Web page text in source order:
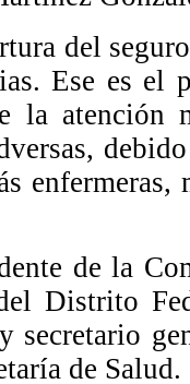
del
Ese es el
la atención
enfermeras,
de la
Distrito
secretario
de Salud.